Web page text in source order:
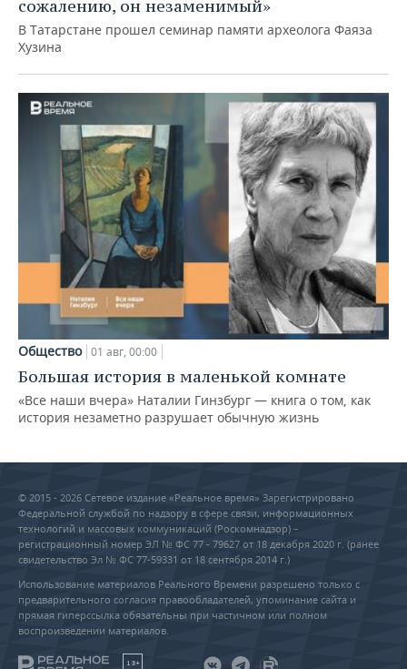
сожалению, он незаменимый»
В Татарстане прошел семинар памяти археолога Фаяза
Хузина
Общество 01 авг, 00:00
Большая история в маленькой комнате
«Все наши вчера» Наталии Гинзбург — книга о том, как
история незаметно разрушает обычную жизнь
© 2015 - 2026 Сетевое издание «Реальное время» Зарегистрировано
Федеральной службой по надзору в сфере связи, информационных
технологий и массовых коммуникаций (Роскомнадзор) –
регистрационный номер ЭЛ № ФС 77 - 79627 от 18 декабря 2020 г. (ранее
свидетельство Эл № ФС 77-59331 от 18 сентября 2014 г.)
Использование материалов Реального Времени разрешено только с
предварительного согласия правообладателей, упоминание сайта и
прямая гиперссылка обязательны при частичном или полном
воспроизведении материалов.
18+